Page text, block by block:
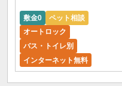
敷金0
ペット相談
オートロック
バス・トイレ別
インターネット無料